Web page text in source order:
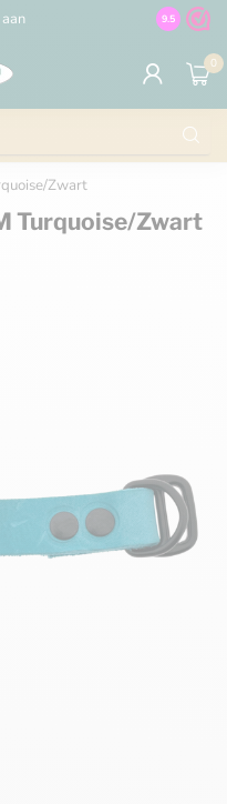
100% de
9.5
0
Zwart
Turquoise/Zwart